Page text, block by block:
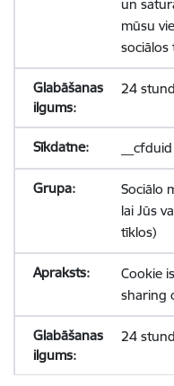
un
mūsu
sociālos
24
__cfduid
Sociālo
lai Jūs
tīklos)
Cookie
sharing
24